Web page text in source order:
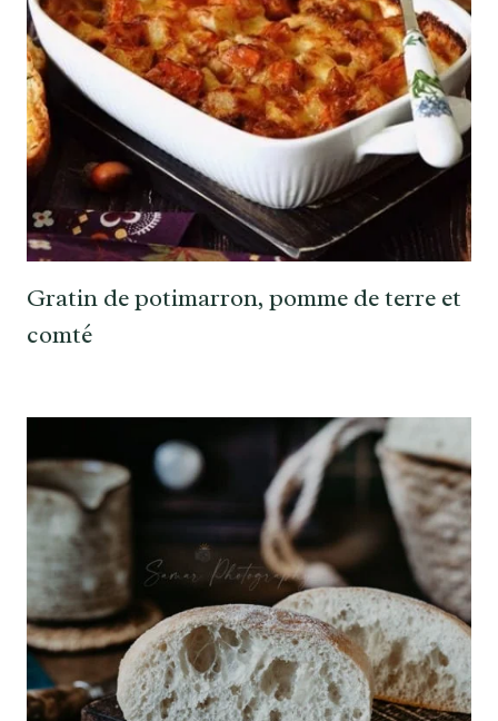
Gratin de potimarron, pomme de terre et
comté